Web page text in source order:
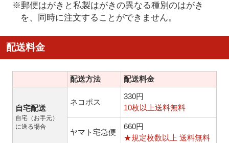
※郵便はがきと私製はがきの異なる種別のはがき
を、同時に注文することができません。
配送料金
配送方法 配送料金
自宅配送
自宅（お手元）
に送る場合
ネコポス
330円
10枚以上送料無料
ヤマト宅急便
660円
★規定枚数以上 送料無料